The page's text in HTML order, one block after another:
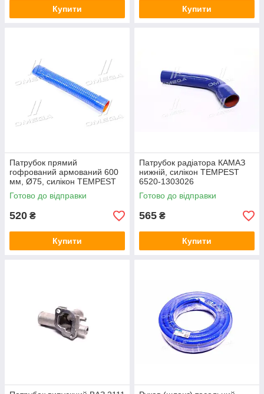
Купити Купити
Патрубок прямий
гофрований армований 600
мм, Ø75, силікон TEMPEST
TP 10.516
Готово до відправки
520 ₴
Купити
Патрубок радіатора КАМАЗ
нижній, силікон TEMPEST
6520-1303026
Готово до відправки
565 ₴
Купити